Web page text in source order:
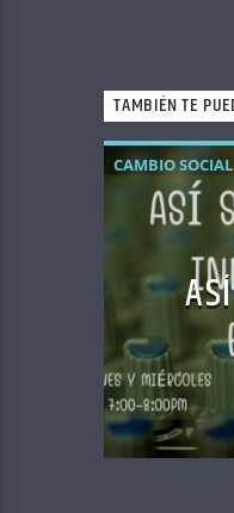
TAMBIÉN TE
CAMBIO SOCIAL